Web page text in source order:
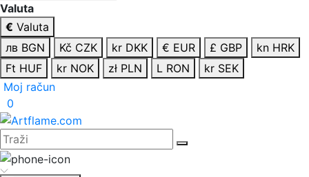
Valuta
€ Valuta
лв BGN
Kč CZK kr DKK € EUR £ GBP
kn HRK
Ft HUF
kr NOK zł PLN L RON
kr SEK
Moj račun
0